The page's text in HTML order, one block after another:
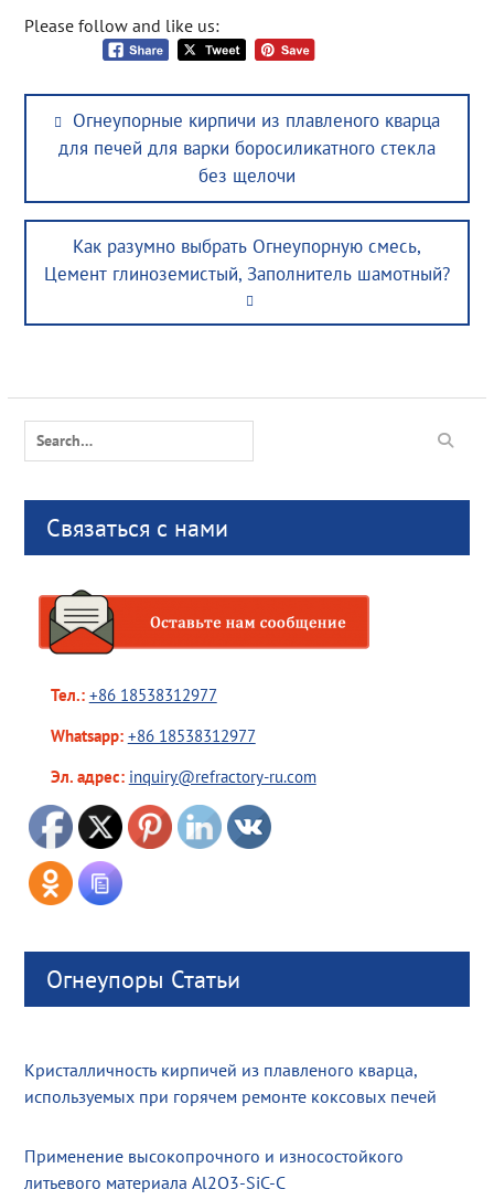
Please follow and like us:
Post
navigation
Previous
post:
Огнеупорные кирпичи из плавленого кварца
для печей для варки боросиликатного стекла
без щелочи
Next
post:
Как разумно выбрать Огнеупорную смесь,
Цемент глиноземистый, Заполнитель шамотный?
Search
for:
Связаться с нами
Тел.: +86 18538312977
Whatsapp: +86 18538312977
Эл. адрес: inquiry@refractory-ru.com
Огнеупоры Статьи
Кристалличность кирпичей из плавленого кварца,
используемых при горячем ремонте коксовых печей
Применение высокопрочного и износостойкого
литьевого материала Al2O3-SiC-C